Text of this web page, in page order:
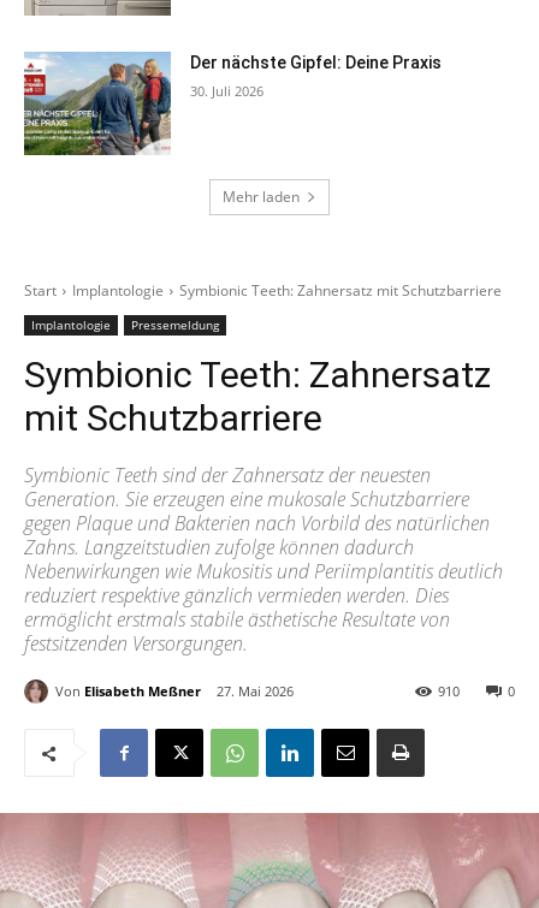
Der nächste Gipfel: Deine Praxis
30. Juli 2026
Mehr laden